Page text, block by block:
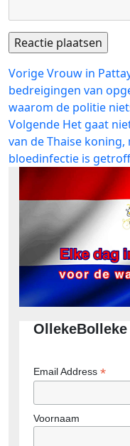
Bericht
navigatie
VorigeVorig
bericht:
Vrouw in
bedreigingen van
waarom de politie
Volgende Volgend
bericht:
Het gaat
van de Thaise
bloedinfectie is
Email Address *
Voornaam